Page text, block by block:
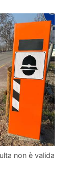
non è valida